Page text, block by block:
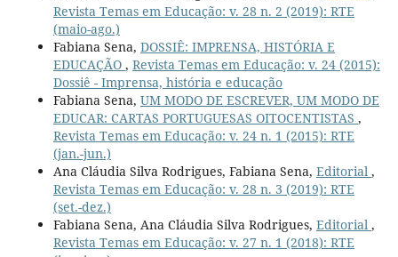
Revista Temas em Educação: v. 28 n. 2 (2019): RTE
(maio-ago.)
Fabiana Sena, DOSSIÊ: IMPRENSA, HISTÓRIA E
EDUCAÇÃO , Revista Temas em Educação: v. 24 (2015):
Dossiê - Imprensa, história e educação
Fabiana Sena, UM MODO DE ESCREVER, UM MODO DE
EDUCAR: CARTAS PORTUGUESAS OITOCENTISTAS ,
Revista Temas em Educação: v. 24 n. 1 (2015): RTE
(jan.-jun.)
Ana Cláudia Silva Rodrigues, Fabiana Sena, Editorial ,
Revista Temas em Educação: v. 28 n. 3 (2019): RTE
(set.-dez.)
Fabiana Sena, Ana Cláudia Silva Rodrigues, Editorial ,
Revista Temas em Educação: v. 27 n. 1 (2018): RTE